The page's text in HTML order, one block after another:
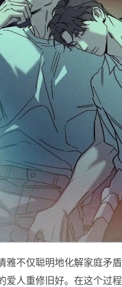
雅不仅聪明地化解家庭矛
爱人重修旧好。在这个过